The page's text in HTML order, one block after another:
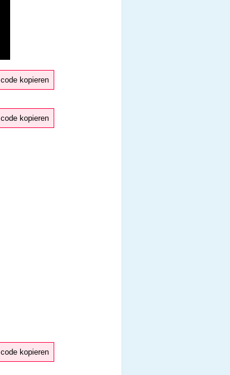
code kopieren
code kopieren
code kopieren